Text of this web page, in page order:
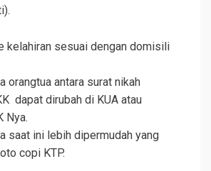
kelahiran sesuai dengan domisili
orangtua antara surat nikah
dapat dirubah di KUA atau
Nya.
saat ini lebih dipermudah yang
copi KTP.